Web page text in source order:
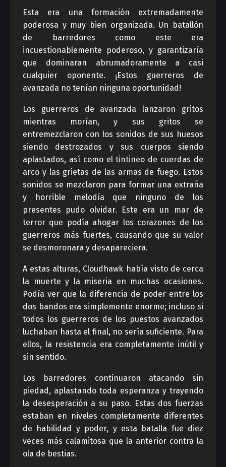
Esta era una formación extremadamente
poderosa y muy bien organizada. Un batallón
de barredores como este era
incuestionablemente poderoso, y garantizaría
que dominaran abrumadoramente a casi
cualquier oponente. ¡Estos guerreros de
avanzada no tenían ninguna oportunidad!
Los guerreros de avanzada lanzaron gritos
mientras morían, y sus gritos se
entremezclaron con los sonidos de sus huesos
siendo destrozados y sus cuerpos siendo
aplastados, así como el tintineo de cuerdas de
arco y las grietas de las armas de fuego. Estos
sonidos se mezclaron para formar una extraña
y horrible melodía que ninguno de los
presentes pudo olvidar. Este era un mar de
terror que podía ahogar los corazones de los
guerreros más fuertes, causando que su valor
se desmoronara y desapareciera.
A estas alturas, Cloudhawk había visto de cerca
la muerte y la miseria en muchas ocasiones.
Podía ver que la diferencia de poder entre los
dos bandos era simplemente enorme; incluso si
todos los guerreros de los puestos avanzados
luchaban hasta el final, no sería suficiente. Para
ellos, la resistencia era completamente inútil y
sin sentido.
Los barredores continuaron atacando sin
piedad, aplastando toda esperanza y trayendo
la desesperación a su paso. Estas dos fuerzas
estaban en niveles completamente diferentes
de habilidad y poder, y esta batalla fue diez
veces más calamitosa que la anterior contra la
ola de bestias.